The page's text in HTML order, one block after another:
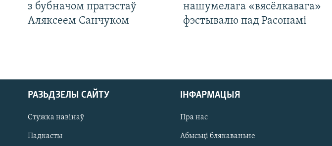
з бубначом пратэстаў
Аляксеем Санчуком
нашумелага «вясёлкавага»
фэстывалю пад Расонамі
РАЗЬДЗЕЛЫ САЙТУ
Стужка навінаў
Падкасты
ІНФАРМАЦЫЯ
Пра нас
Абысьці блякаваньне